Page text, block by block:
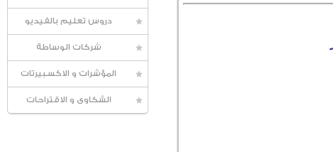
دروس تعليم بالفيديو
شركات الوساطة
المؤشرات و الاكسبيرتات
الشكاوى و الاقتراحات